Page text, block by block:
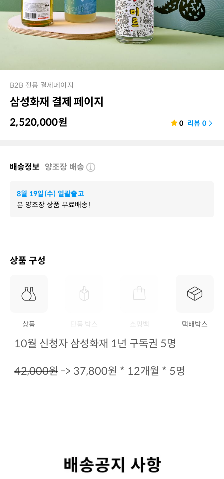
B2B 전용 결제페이지
삼성화재 결제 페이지
2,520,000원 0 리뷰 0
배송정보 양조장 배송
8월 19일(수) 일괄출고
본 양조장 상품 무료배송!
상품 구성
상품 단품 박스 쇼핑백 택배박스
10월 신청자 삼성화재 1년 구독권 5명
42,000원 -> 37,800원 * 12개월 * 5명